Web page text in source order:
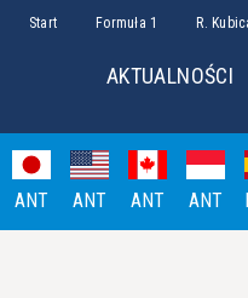
Start Formuła 1 R.
AKTUALNOŚCI
ANT ANT ANT ANT